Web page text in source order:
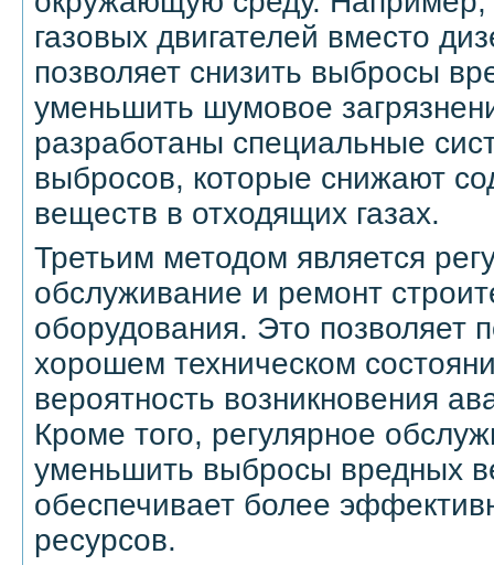
газовых двигателей вместо
позволяет снизить выбросы
уменьшить шумовое
разработаны специальные
выбросов, которые снижают
веществ в отходящих газах.
Третьим методом является
обслуживание и ремонт
оборудования. Это позволяет
хорошем техническом
вероятность возникновения
Кроме того, регулярное
уменьшить выбросы вредных
обеспечивает более
ресурсов.